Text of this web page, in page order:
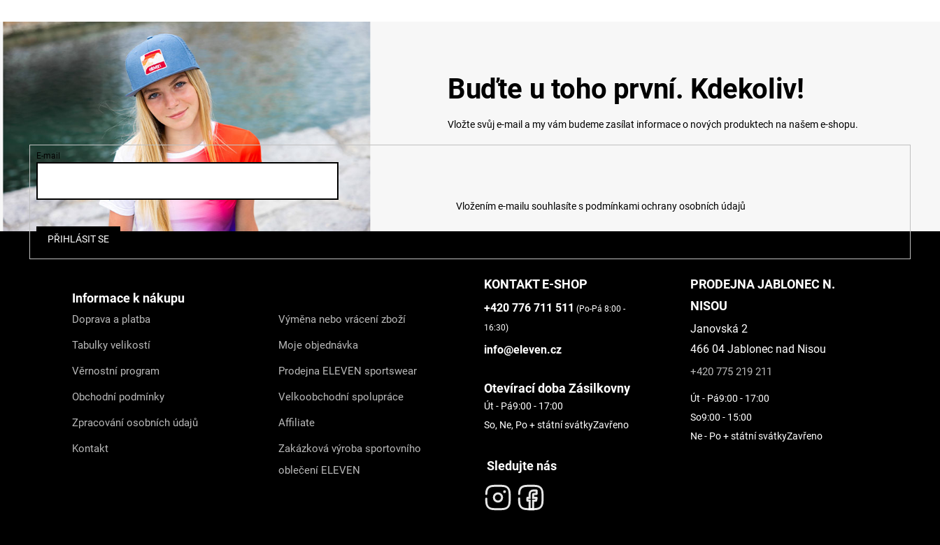
Buďte u toho první. Kdekoliv!
Vložte svůj e-mail a my vám budeme zasílat informace o nových produktech na našem e-shopu.
E-mail
Vložením e-mailu souhlasíte s podmínkami ochrany osobních údajů
PŘIHLÁSIT SE
Informace k nákupu
Doprava a platba
Tabulky velikostí
Věrnostní program
Obchodní podmínky
Zpracování osobních údajů
Kontakt
Výměna nebo vrácení zboží
Moje objednávka
Prodejna ELEVEN sportswear
Velkoobchodní spolupráce
Affiliate
Zakázková výroba sportovního
oblečení ELEVEN
KONTAKT E-SHOP
+420 776 711 511 (Po-Pá 8:00 -
16:30)
info@eleven.cz
Otevírací doba Zásilkovny
Út - Pá9:00 - 17:00
So, Ne, Po + státní svátkyZavřeno
Sledujte nás
PRODEJNA JABLONEC N.
NISOU
Janovská 2
466 04 Jablonec nad Nisou
+420 775 219 211
Út - Pá9:00 - 17:00
So9:00 - 15:00
Ne - Po + státní svátkyZavřeno